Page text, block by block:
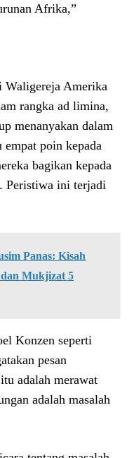
Afrika,”
Waligereja Amerika
rangka ad limina,
menanyakan dalam
poin kepada
bagikan kepada
Peristiwa ini terjadi
Panas: Kisah
Mukjizat 5
Konzen seperti
pesan
adalah merawat
adalah masalah